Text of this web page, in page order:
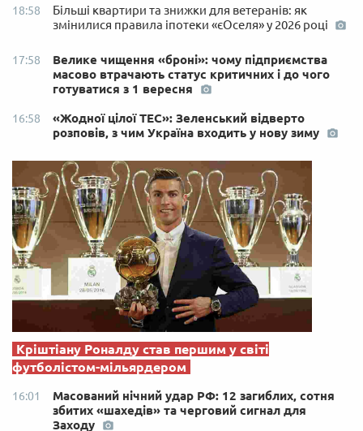
18:58
Більші квартири та знижки для ветеранів: як
змінилися правила іпотеки «єОселя» у 2026 році
17:58
Велике чищення «броні»: чому підприємства
масово втрачають статус критичних і до чого
готуватися з 1 вересня
16:58
«Жодної цілої ТЕС»: Зеленський відверто
розповів, з чим Україна входить у нову зиму
Кріштіану Роналду став першим у світі
футболістом-мільярдером
16:01
Масований нічний удар РФ: 12 загиблих, сотня
збитих «шахедів» та черговий сигнал для
Заходу